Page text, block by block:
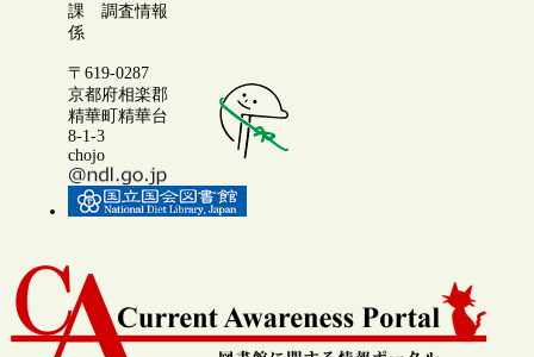
課 調査情報
係
〒619-0287
京都府相楽郡
精華町精華台
8-1-3
chojo